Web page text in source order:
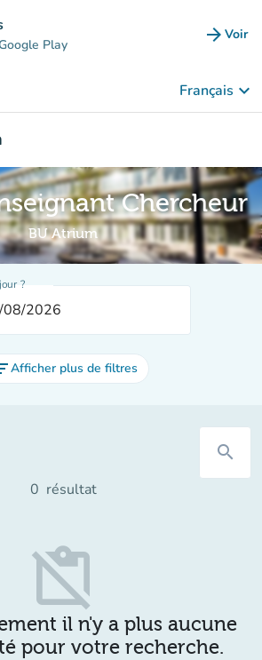
Play arrow_forward Voir
Français keyboard_arrow_down
Chercheur
BU Atrium
?
Afficher plus de filtres
search
0 résultat
content_paste_off
il n'y a plus aucune
pour votre recherche.